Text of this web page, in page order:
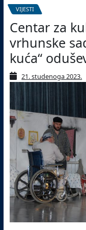
VIJESTI
Centar za
vrhunske
kuća“
21. studenoga 2023.